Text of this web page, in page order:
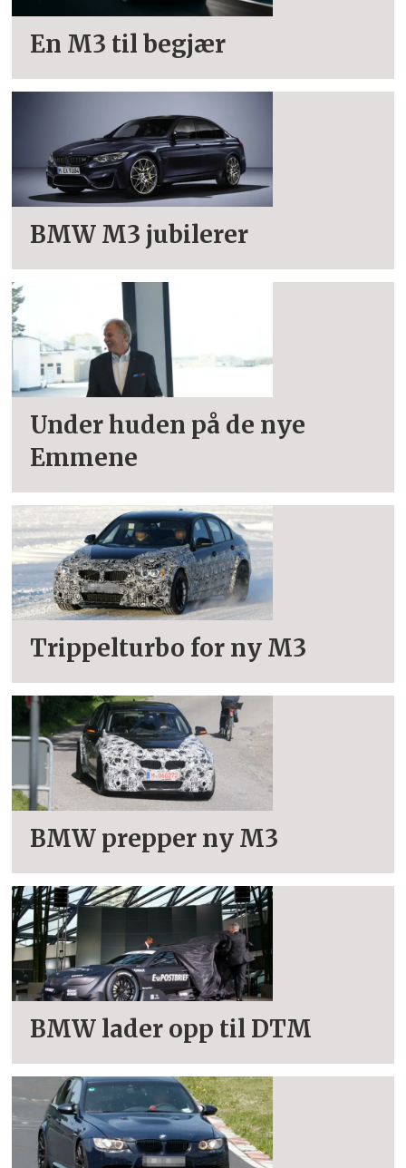
En M3 til begjær
BMW M3 jubilerer
Under huden på de nye
Emmene
Trippelturbo for ny M3
BMW prepper ny M3
BMW lader opp til DTM